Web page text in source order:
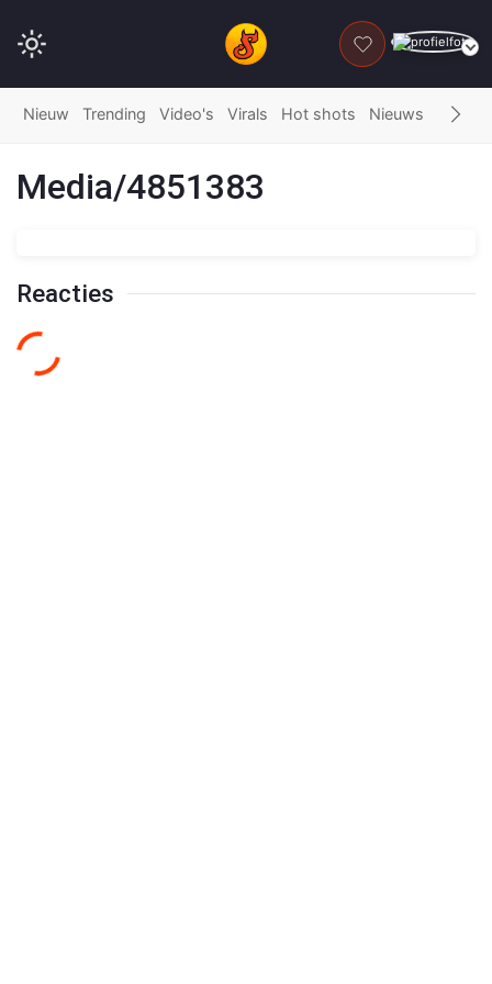
DONEER
Nieuw Trending Video's Virals Hot shots Nieuws Fails
Media/4851383
Reacties